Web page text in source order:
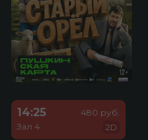
14:25
Зал 4
480 руб.
2D